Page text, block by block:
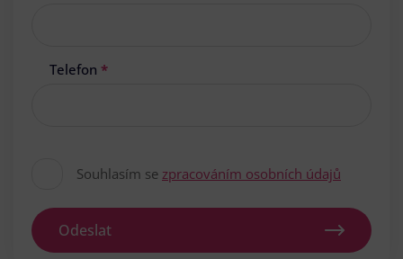
Telefon *
Souhlasím se zpracováním osobních údajů
Odeslat